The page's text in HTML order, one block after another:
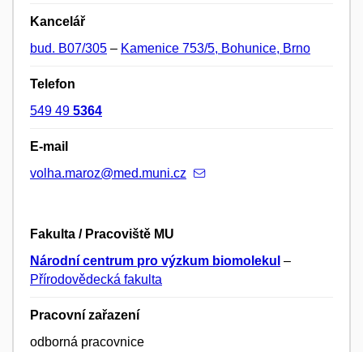
Kancelář
bud. B07/305 – Kamenice 753/5, Bohunice, Brno
Telefon
549 49 5364
E-mail
volha.maroz@med.muni.cz
Fakulta / Pracoviště MU
Národní centrum pro výzkum biomolekul –
Přírodovědecká fakulta
Pracovní zařazení
odborná pracovnice